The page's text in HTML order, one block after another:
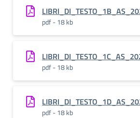
pdf - 18 kb
pdf - 18 kb
pdf - 18 kb